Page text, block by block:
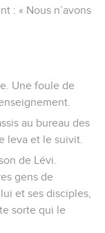
: « Nous n’avons
Une foule de
au bureau des
leva et le suivit.
de Lévi.
gens de
et ses disciples,
sorte qui le